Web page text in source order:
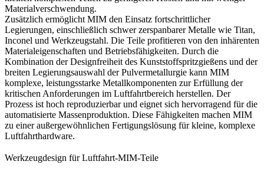
Materialverschwendung.
Zusätzlich ermöglicht MIM den Einsatz fortschrittlicher
Legierungen, einschließlich schwer zerspanbarer Metalle wie Titan,
Inconel und Werkzeugstahl. Die Teile profitieren von den inhärenten
Materialeigenschaften und Betriebsfähigkeiten. Durch die
Kombination der Designfreiheit des Kunststoffspritzgießens und der
breiten Legierungsauswahl der Pulvermetallurgie kann MIM
komplexe, leistungsstarke Metallkomponenten zur Erfüllung der
kritischen Anforderungen im Luftfahrtbereich herstellen. Der
Prozess ist hoch reproduzierbar und eignet sich hervorragend für die
automatisierte Massenproduktion. Diese Fähigkeiten machen MIM
zu einer außergewöhnlichen Fertigungslösung für kleine, komplexe
Luftfahrthardware.
Werkzeugdesign für Luftfahrt-MIM-Teile